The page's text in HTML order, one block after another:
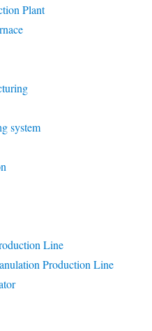
Plant
system
Line
Production Line